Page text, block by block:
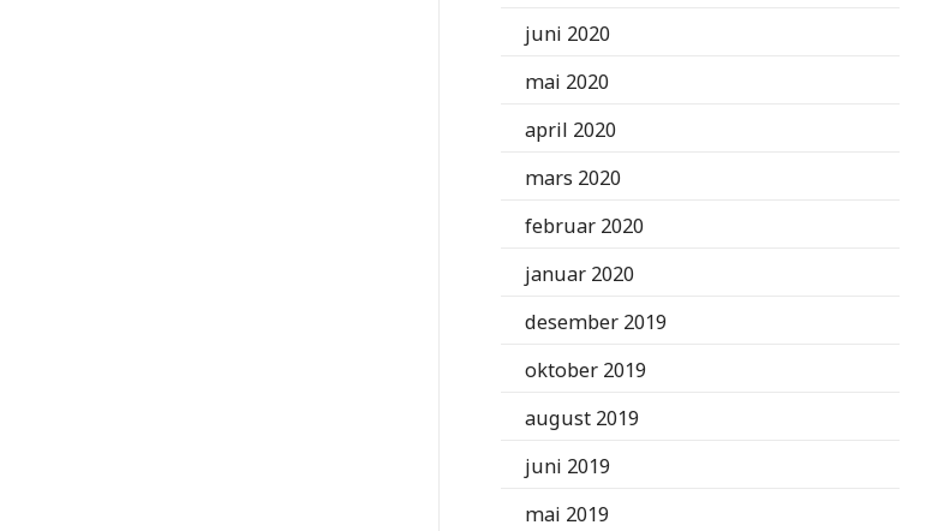
juni 2020
mai 2020
april 2020
mars 2020
februar 2020
januar 2020
desember 2019
oktober 2019
august 2019
juni 2019
mai 2019